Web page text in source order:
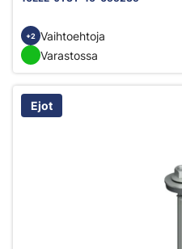
+2
Vaihtoehtoja
Varastossa
Ejot